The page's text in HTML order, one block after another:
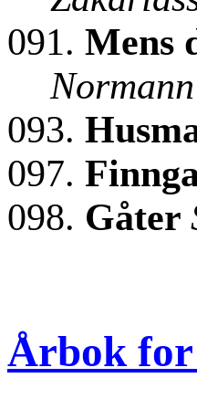
091. Mens
Normann
093.
097.
098. Gåter
Årbok for